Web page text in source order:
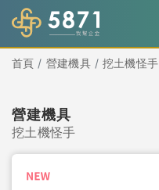
首頁 營建機具 挖土機怪手
營建機具
挖土機怪手